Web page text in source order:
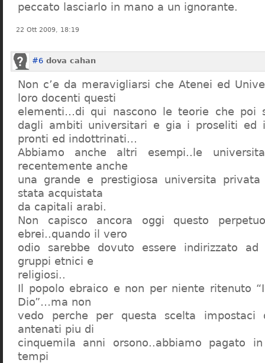
peccato lasciarlo in mano a un ignorante.
22 Ott 2009, 18:19
#6 dova cahan
Non c’e da meravigliarsi che Atenei ed
loro docenti questi
elementi…di qui nascono le teorie che poi
dagli ambiti universitari e gia i proseliti ed
pronti ed indottrinati…
Abbiamo anche altri esempi..le
recentemente anche
una grande e prestigiosa universita
stata acquistata
da capitali arabi.
Non capisco ancora oggi questo
ebrei..quando il vero
odio sarebbe dovuto essere indirizzato
gruppi etnici e
religiosi..
Il popolo ebraico e non per niente ritenuto
Dio”…ma non
vedo perche per questa scelta
antenati piu di
cinquemila anni orsono..abbiamo pagato
tempi